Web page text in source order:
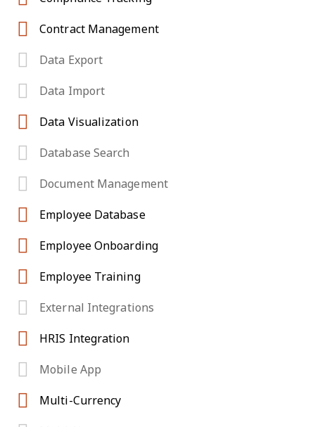
Contract Management
Data Export
Data Import
Data Visualization
Database Search
Document Management
Employee Database
Employee Onboarding
Employee Training
External Integrations
HRIS Integration
Mobile App
Multi-Currency